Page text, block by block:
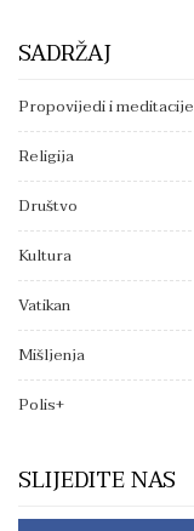
SADRŽAJ
Propovijedi i meditacije
Religija
Društvo
Kultura
Vatikan
Mišljenja
Polis+
SLIJEDITE NAS